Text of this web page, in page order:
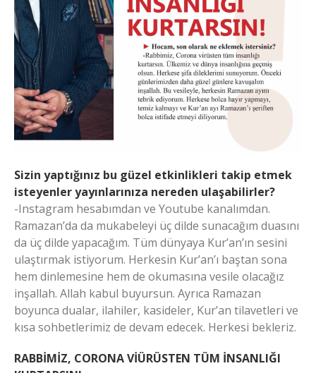
Sizin yaptığınız bu güzel etkinlikleri takip etmek
isteyenler yayınlarınıza nereden ulaşabilirler?
-Instagram hesabımdan ve Youtube kanalımdan.
Ramazan’da da mukabeleyi üç dilde sunacağım duasını
da üç dilde yapacağım. Tüm dünyaya Kur’an’ın sesini
ulaştırmak istiyorum. Herkesin Kur’an’ı baştan sona
hem dinlemesine hem de okumasına vesile olacağız
inşallah. Allah kabul buyursun. Ayrıca Ramazan
boyunca dualar, ilahiler, kasideler, Kur’an tilavetleri ve
kısa sohbetlerimiz de devam edecek. Herkesi bekleriz.
RABBİMİZ, CORONA VİÜRÜSTEN TÜM İNSANLIĞI